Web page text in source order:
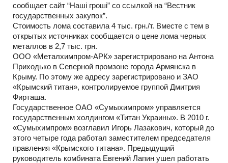
сообщает сайт “Наші гроші” со ссылкой на “Вестник
государственных закупок”.
Стоимость лома составила 4 тыс. грн./т. Вместе с тем в
открытых источниках сообщается о цене лома черных
металлов в 2,7 тыс. грн.
ООО «Металхимпром-АРК» зарегистрировано на Антона
Приходько в Северной промзоне города Армянска в
Крыму. По этому же адресу зарегистрировано и ЗАО
«Крымский титан», контролируемое группой Дмитрия
Фирташа.
Государственное ОАО «Сумыхимпром» управляется
государственным холдингом «Титан Украины». В 2010 г.
«Сумыхимпром» возглавил Игорь Лазакович, который до
этого четыре года работал заместителем председателя
правления «Крымского титана». Предыдущий
руководитель комбината Евгений Лапин ушел работать